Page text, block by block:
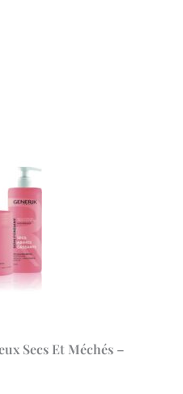
Secs Et Méchés –